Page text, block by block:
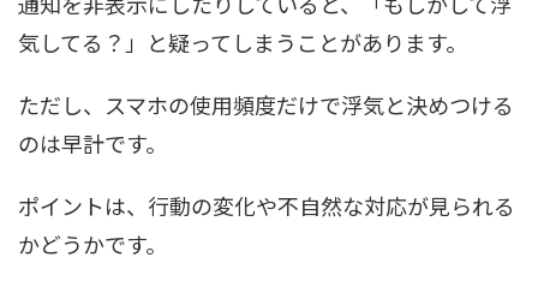
気してる？」と疑ってしまうことがあります。
ただし、スマホの使用頻度だけで浮気と決めつける
のは早計です。
ポイントは、行動の変化や不自然な対応が見られる
かどうかです。